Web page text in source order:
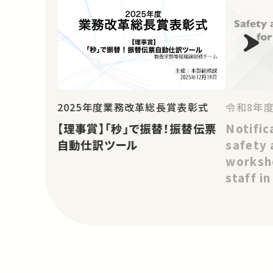
2025年度業務改革総長賞表彰式
【理事賞】「秒」で振替！振替伝票
自動仕訳ツール
令和8年
safety
staff in